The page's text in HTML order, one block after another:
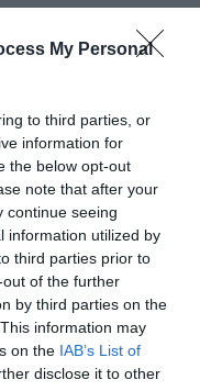
My Personal
to third parties, or
information for
the below opt-out
note that after your
continue seeing
information utilized by
third parties prior to
of the further
by third parties on the
information may
on the IAB’s List of
disclose it to other